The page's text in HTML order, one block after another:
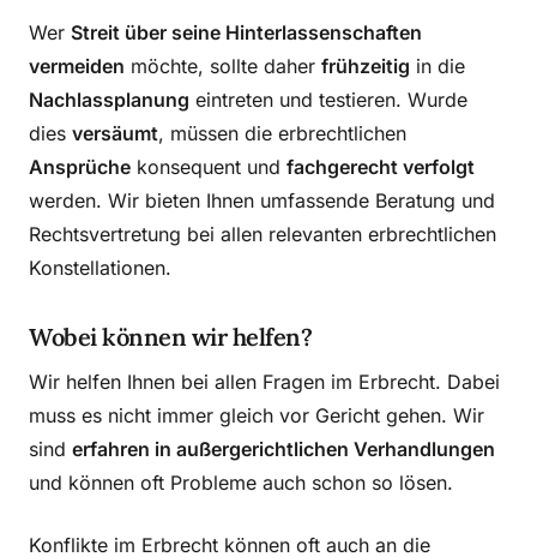
Wer Streit über seine Hinterlassenschaften
vermeiden möchte, sollte daher frühzeitig in die
Nachlassplanung eintreten und testieren. Wurde
dies versäumt, müssen die erbrechtlichen
Ansprüche konsequent und fachgerecht verfolgt
werden. Wir bieten Ihnen umfassende Beratung und
Rechtsvertretung bei allen relevanten erbrechtlichen
Konstellationen.
Wobei können wir helfen?
Wir helfen Ihnen bei allen Fragen im Erbrecht. Dabei
muss es nicht immer gleich vor Gericht gehen. Wir
sind erfahren in außergerichtlichen Verhandlungen
und können oft Probleme auch schon so lösen.
Konflikte im Erbrecht können oft auch an die